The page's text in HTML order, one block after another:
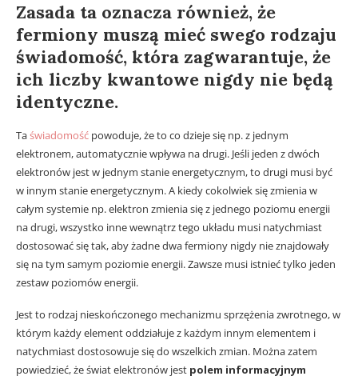
Zasada ta oznacza również, że
fermiony muszą mieć swego rodzaju
świadomość, która zagwarantuje, że
ich liczby kwantowe nigdy nie będą
identyczne.
Taświadomość powoduje, że to co dzieje się np. z jednym
elektronem, automatycznie wpływa na drugi. Jeśli jeden z dwóch
elektronów jest w jednym stanie energetycznym, to drugi musi być
w innym stanie energetycznym. A kiedy cokolwiek się zmienia w
całym systemie np. elektron zmienia się z jednego poziomu energii
na drugi, wszystko inne wewnątrz tego układu musi natychmiast
dostosować się tak, aby żadne dwa fermiony nigdy nie znajdowały
się na tym samym poziomie energii. Zawsze musi istnieć tylko jeden
zestaw poziomów energii.
Jest to rodzaj nieskończonego mechanizmu sprzężenia zwrotnego, w
którym każdy element oddziałuje z każdym innym elementem i
natychmiast dostosowuje się do wszelkich zmian. Można zatem
powiedzieć, że świat elektronów jest polem informacyjnym